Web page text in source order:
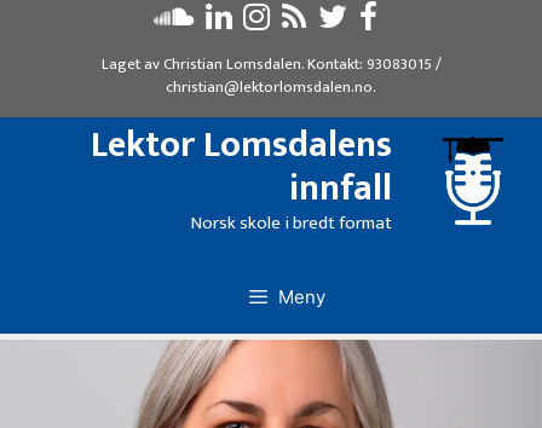
Laget avChristian Lomsdalen. Kontakt: 93083015/
christian@lektorlomsdalen.no.
Lektor Lomsdalens
innfall
Norsk skole i bredt format
Meny